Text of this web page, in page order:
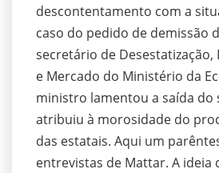
descontentamento com a
caso do pedido de demissão
secretário de
e Mercado do Ministério da
ministro lamentou a saída do
atribuiu à morosidade do
das estatais. Aqui um
entrevistas de Mattar. A ideia